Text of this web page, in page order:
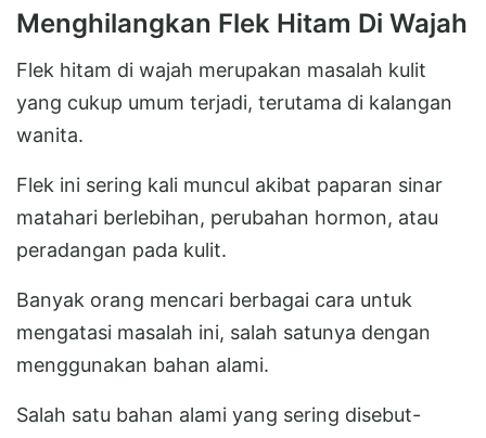
Menghilangkan Flek Hitam Di Wajah
Flek hitam di wajah merupakan masalah kulit
yang cukup umum terjadi, terutama di kalangan
wanita.
Flek ini sering kali muncul akibat paparan sinar
matahari berlebihan, perubahan hormon, atau
peradangan pada kulit.
Banyak orang mencari berbagai cara untuk
mengatasi masalah ini, salah satunya dengan
menggunakan bahan alami.
Salah satu bahan alami yang sering disebut-